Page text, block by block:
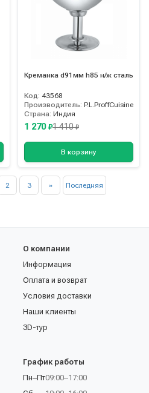
Креманка d91мм h85 н/ж сталь
Код: 43568
Производитель: P.L.ProffCuisine
Страна: Индия
1 270 ₽1 410₽
В корзину
2 3 » Последняя
О компании
Информация
Оплата и возврат
Условия доставки
Наши клиенты
3D-тур
График работы
Пн–Пт09:00–17:00